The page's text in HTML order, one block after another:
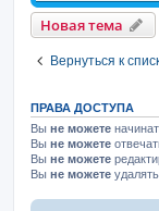
Новая тема
Вернуться к
ПРАВА ДОСТУПА
Вы не можете
Вы не можете
Вы не можете
Вы не можете